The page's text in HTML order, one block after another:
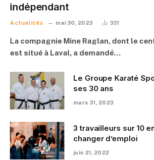
indépendant
Actualités mai 30, 2023 331
La compagnie Mine Raglan, dont le
est situé à Laval, a demandé…
Le Groupe Karaté
ses 30 ans
mars 31, 2023
3 travailleurs sur 10
changer d’emploi
juin 21, 2022